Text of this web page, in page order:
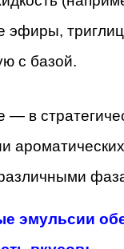
эфиры,
с базой.
— в
эмульсии